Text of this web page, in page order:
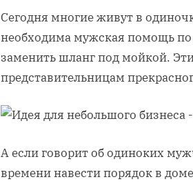
Сегодня многие живут в
необходима мужская помощь
заменить шланг под мойкой.
представительницам
А если говорит об одиноких
времени навести порядок в